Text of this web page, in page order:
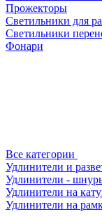
Прожекторы
Светильники для
Светильники
Фонари
Все категории
Удлинители и
Удлинители -
Удлинители на
Удлинители на